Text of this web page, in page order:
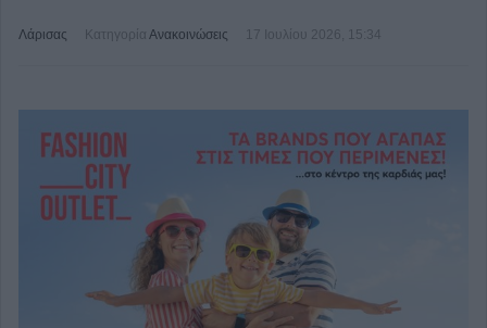
Λάρισας Κατηγορία Ανακοινώσεις 17 Ιουλίου 2026, 15:34